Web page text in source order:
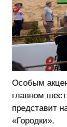
Особым
главном
представит
«Городки».